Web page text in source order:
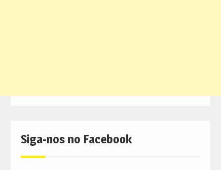
Siga-nos no Facebook